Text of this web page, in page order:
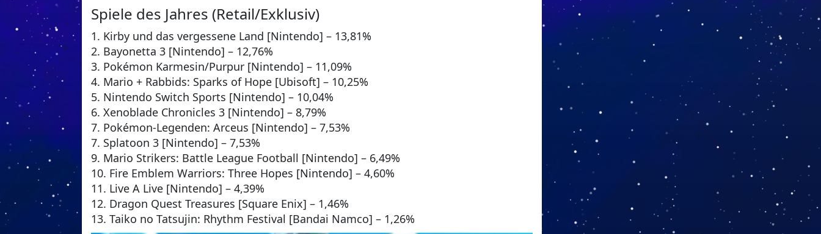
Spiele des Jahres (Retail/Exklusiv)
1. Kirby und das vergessene Land [Nintendo] – 13,81%
2. Bayonetta 3 [Nintendo] – 12,76%
3. Pokémon Karmesin/Purpur [Nintendo] – 11,09%
4. Mario + Rabbids: Sparks of Hope [Ubisoft] – 10,25%
5. Nintendo Switch Sports [Nintendo] – 10,04%
6. Xenoblade Chronicles 3 [Nintendo] – 8,79%
7. Pokémon-Legenden: Arceus [Nintendo] – 7,53%
7. Splatoon 3 [Nintendo] – 7,53%
9. Mario Strikers: Battle League Football [Nintendo] – 6,49%
10. Fire Emblem Warriors: Three Hopes [Nintendo] – 4,60%
11. Live A Live [Nintendo] – 4,39%
12. Dragon Quest Treasures [Square Enix] – 1,46%
13. Taiko no Tatsujin: Rhythm Festival [Bandai Namco] – 1,26%